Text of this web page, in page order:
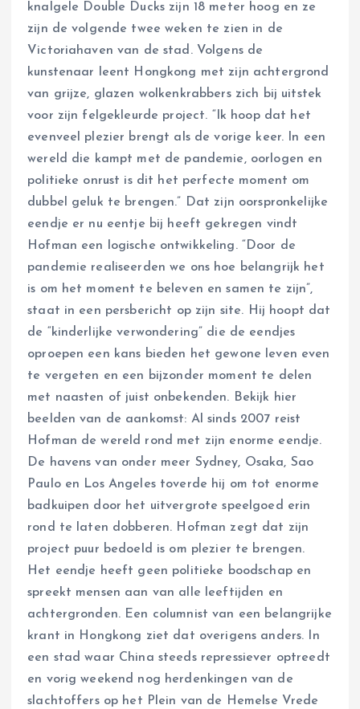
knalgele Double Ducks zijn 18 meter hoog en ze
zijn de volgende twee weken te zien in de
Victoriahaven van de stad. Volgens de
kunstenaar leent Hongkong met zijn achtergrond
van grijze, glazen wolkenkrabbers zich bij uitstek
voor zijn felgekleurde project. “Ik hoop dat het
evenveel plezier brengt als de vorige keer. In een
wereld die kampt met de pandemie, oorlogen en
politieke onrust is dit het perfecte moment om
dubbel geluk te brengen.” Dat zijn oorspronkelijke
eendje er nu eentje bij heeft gekregen vindt
Hofman een logische ontwikkeling. “Door de
pandemie realiseerden we ons hoe belangrijk het
is om het moment te beleven en samen te zijn”,
staat in een persbericht op zijn site. Hij hoopt dat
de “kinderlijke verwondering” die de eendjes
oproepen een kans bieden het gewone leven even
te vergeten en een bijzonder moment te delen
met naasten of juist onbekenden. Bekijk hier
beelden van de aankomst: Al sinds 2007 reist
Hofman de wereld rond met zijn enorme eendje.
De havens van onder meer Sydney, Osaka, Sao
Paulo en Los Angeles toverde hij om tot enorme
badkuipen door het uitvergrote speelgoed erin
rond te laten dobberen. Hofman zegt dat zijn
project puur bedoeld is om plezier te brengen.
Het eendje heeft geen politieke boodschap en
spreekt mensen aan van alle leeftijden en
achtergronden. Een columnist van een belangrijke
krant in Hongkong ziet dat overigens anders. In
een stad waar China steeds repressiever optreedt
en vorig weekend nog herdenkingen van de
slachtoffers op het Plein van de Hemelse Vrede